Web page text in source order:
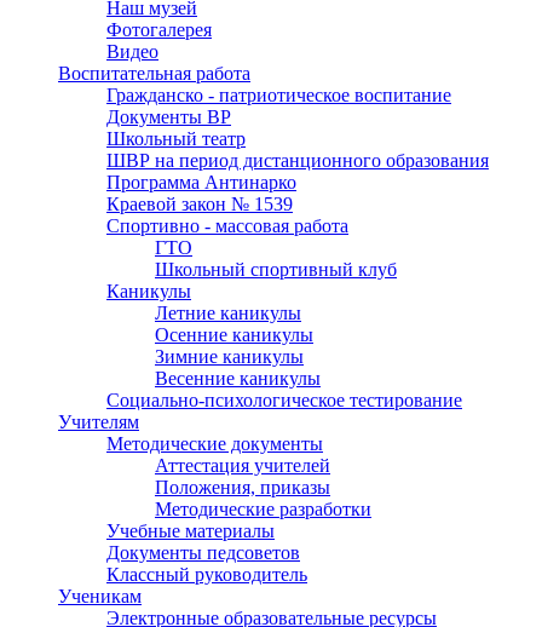
Наш музей
Фотогалерея
Видео
Воспитательная работа
Гражданско - патриотическое воспитание
Документы ВР
Школьный театр
ШВР на период дистанционного образования
Программа Антинарко
Краевой закон № 1539
Спортивно - массовая работа
ГТО
Школьный спортивный клуб
Каникулы
Летние каникулы
Осенние каникулы
Зимние каникулы
Весенние каникулы
Социально-психологическое тестирование
Учителям
Методические документы
Аттестация учителей
Положения, приказы
Методические разработки
Учебные материалы
Документы педсоветов
Классный руководитель
Ученикам
Электронные образовательные ресурсы